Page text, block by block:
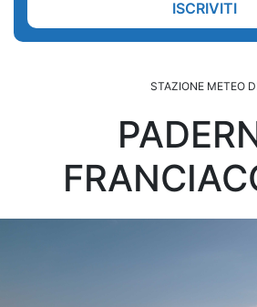
ISCRIVITI
STAZIONE METEO